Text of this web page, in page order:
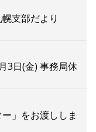
支部だより
3日(金) 事務局休
」をお渡ししま